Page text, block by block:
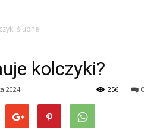
ślubne
kolczyki?
2024 0
256